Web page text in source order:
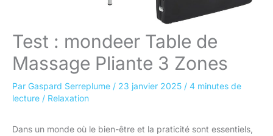
Test : mondeer Table de
Massage Pliante 3 Zones
Par Gaspard Serreplume / 23 janvier 2025 / 4 minutes de
lecture / Relaxation
Dans un monde où le bien-être et la praticité sont essentiels,